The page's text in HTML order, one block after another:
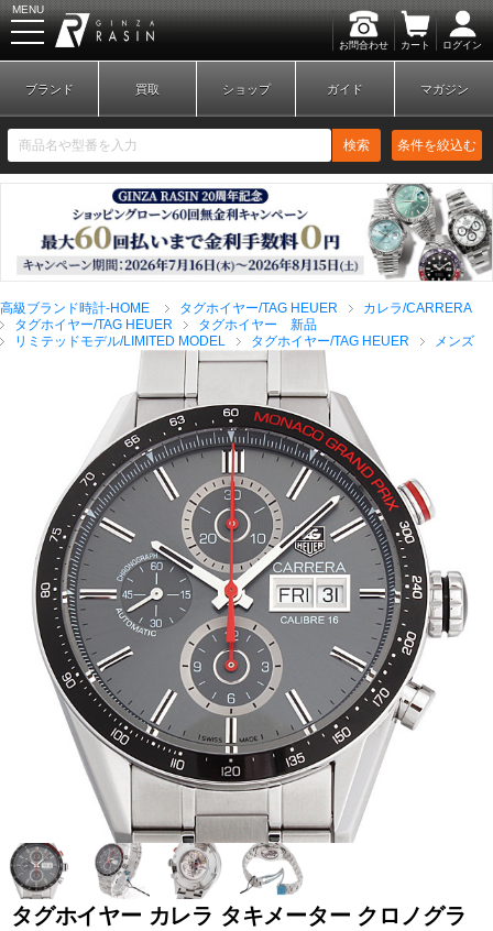
お問合わせ カート ログイン
MENU
新規会員登録 ログイン
ブランドから探す
全てのブランドを見
ロレックス
パテック
フィリップ
オーデマピゲ ウブロ カルティエ
ブランド 買取 ショップ ガイド マガジン
検索 条件を絞込む
高級ブランド時計-HOME タグホイヤー/TAG HEUER
カレラ/CARRERA
タグホイヤー/TAG HEUER
タグホイヤー 新品
リミテッドモデル/LIMITED MODEL
タグホイヤー/TAG HEUER メンズ
タグホイヤー カレラ タキメーター クロノグラ